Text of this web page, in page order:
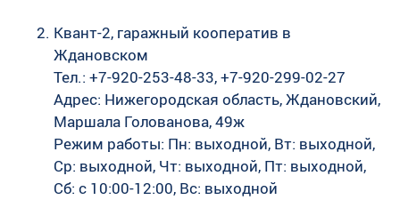
Квант-2, гаражный кооператив в
Ждановском
Тел.: +7-920-253-48-33, +7-920-299-02-27
Адрес: Нижегородская область, Ждановский,
Маршала Голованова, 49ж
Режим работы: Пн: выходной, Вт: выходной,
Ср: выходной, Чт: выходной, Пт: выходной,
Сб: c 10:00-12:00, Вс: выходной